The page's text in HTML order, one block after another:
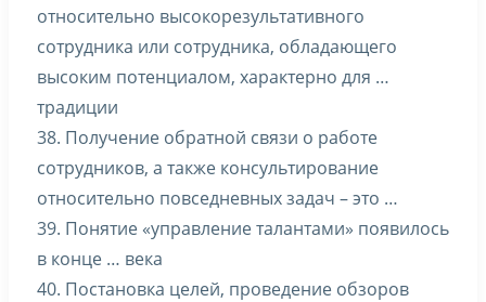
относительно высокорезультативного
сотрудника или сотрудника, обладающего
высоким потенциалом, характерно для …
традиции
38. Получение обратной связи о работе
сотрудников, а также консультирование
относительно повседневных задач – это …
39. Понятие «управление талантами» появилось
в конце … века
40. Постановка целей, проведение обзоров